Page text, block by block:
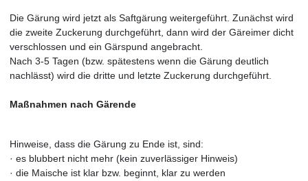
Die Gärung wird jetzt als Saftgärung weitergeführt. Zunächst wird
die zweite Zuckerung durchgeführt, dann wird der Gäreimer dicht
verschlossen und ein Gärspund angebracht.
Nach 3-5 Tagen (bzw. spätestens wenn die Gärung deutlich
nachlässt) wird die dritte und letzte Zuckerung durchgeführt.
Maßnahmen nach Gärende
Hinweise, dass die Gärung zu Ende ist, sind:
· es blubbert nicht mehr (kein zuverlässiger Hinweis)
· die Maische ist klar bzw. beginnt, klar zu werden